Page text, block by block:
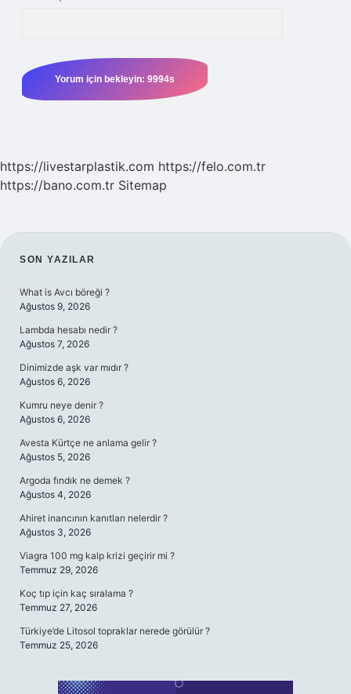
https://livestarplastik.com https://felo.com.tr
https://bano.com.tr Sitemap
SIDEBAR
SON YAZILAR
What is Avcı böreği ?
Ağustos 9, 2026
Lambda hesabı nedir ?
Ağustos 7, 2026
Dinimizde aşk var mıdır ?
Ağustos 6, 2026
Kumru neye denir ?
Ağustos 6, 2026
Avesta Kürtçe ne anlama gelir ?
Ağustos 5, 2026
Argoda fındık ne demek ?
Ağustos 4, 2026
Ahiret inancının kanıtları nelerdir ?
Ağustos 3, 2026
Viagra 100 mg kalp krizi geçirir mi ?
Temmuz 29, 2026
Koç tıp için kaç sıralama ?
Temmuz 27, 2026
Türkiye’de Litosol topraklar nerede görülür ?
Temmuz 25, 2026